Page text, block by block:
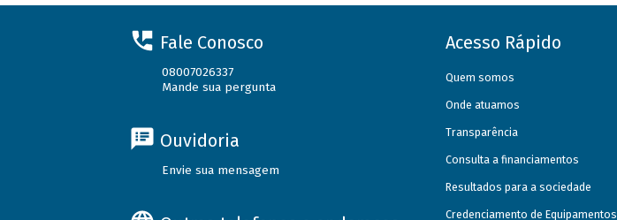
Fale Conosco
08007026337
Mande sua pergunta
Ouvidoria
Envie sua mensagem
Acesso Rápido
Quem somos
Onde atuamos
Transparência
Consulta a financiamentos
Resultados para a sociedade
Credenciamento de Equipamentos